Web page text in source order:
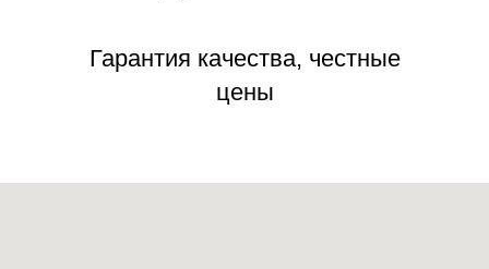
Гарантия качества, честные
цены